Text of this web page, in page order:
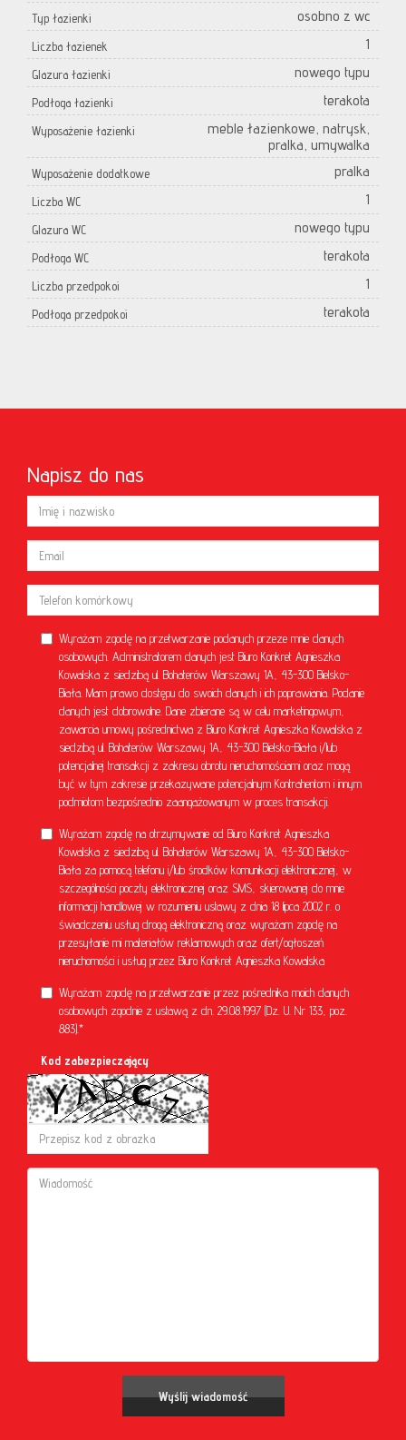
Typ łazienki osobno z wc
Liczba łazienek 1
Glazura łazienki nowego typu
Podłoga łazienki terakota
Wyposażenie łazienki
meble łazienkowe, natrysk,
pralka, umywalka
Wyposażenie dodatkowe pralka
Liczba WC 1
Glazura WC nowego typu
Podłoga WC terakota
Liczba przedpokoi 1
Podłoga przedpokoi terakota
Napisz do nas
Wyrażam zgodę na przetwarzanie podanych przeze mnie danych
osobowych. Administratorem danych jest Biuro Konkret Agnieszka
Kowalska z siedzibą ul. Bohaterów Warszawy 1A, 43-300 Bielsko-
Biała. Mam prawo dostępu do swoich danych i ich poprawiania. Podanie
danych jest dobrowolne. Dane zbierane są w celu marketingowym,
zawarcia umowy pośrednictwa z Biuro Konkret Agnieszka Kowalska z
siedzibą ul. Bohaterów Warszawy 1A, 43-300 Bielsko-Biała i/lub
potencjalnej transakcji z zakresu obrotu nieruchomościami oraz mogą
być w tym zakresie przekazywane potencjalnym Kontrahentom i innym
podmiotom bezpośrednio zaangażowanym w proces transakcji.
Wyrażam zgodę na otrzymywanie od Biuro Konkret Agnieszka
Kowalska z siedzibą ul. Bohaterów Warszawy 1A, 43-300 Bielsko-
Biała za pomocą telefonu i/lub środków komunikacji elektronicznej, w
szczególności poczty elektronicznej oraz SMS, skierowanej do mnie
informacji handlowej w rozumieniu ustawy z dnia 18 lipca 2002 r. o
świadczeniu usług drogą elektroniczną oraz wyrażam zgodę na
przesyłanie mi materiałów reklamowych oraz ofert/ogłoszeń
nieruchomości i usług przez Biuro Konkret Agnieszka Kowalska
Wyrażam zgodę na przetwarzanie przez pośrednika moich danych
osobowych zgodnie z ustawą z dn. 29.08.1997 (Dz. U. Nr 133, poz.
883).*
Kod zabezpieczający